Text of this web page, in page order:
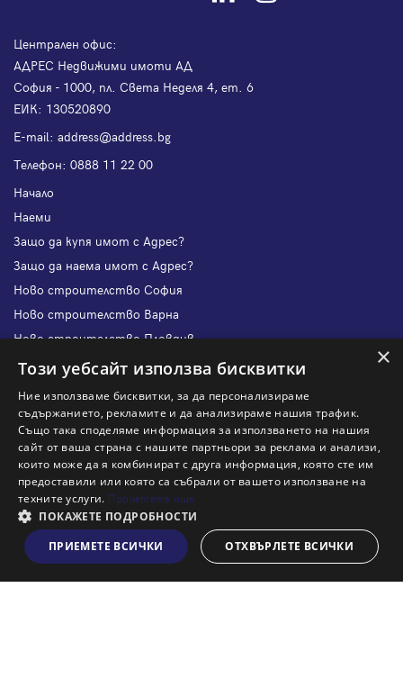
Виж на картата
Централен офис:
АДРЕС Недвижими имоти АД
София - 1000, пл. Света Неделя 4, ет. 6
ЕИК: 130520890
Е-mail: address@address.bg
Телефон: 0888 11 22 00
Начало
Наеми
Защо да купя имот с Адрес?
Защо да наема имот с Адрес?
Ново строителство София
Ново строителство Варна
Ново строителство Пловдив
Ново строителство Бургас
Защо да отдам имот с Адрес?
Наши офиси
Кариери
Кои сме ние?
Франчайз
Блог
Искаш ли да получаваш актуална информация за пазара
на недвижими имоти?
×
Този уебсайт използва бисквитки
Ние използваме бисквитки, за да персонализираме
съдържанието, рекламите и да анализираме нашия трафик.
Също така споделяме информация за използването на нашия
сайт от ваша страна с нашите партньори за реклама и анализи,
които може да я комбинират с друга информация, която сте им
предоставили или която са събрали от вашето използване на
техните услуги. Прочетете още
ПОКАЖЕТЕ ПОДРОБНОСТИ
ПРИЕМЕТЕ ВСИЧКИ
ОТХВЪРЛЕТЕ ВСИЧКИ